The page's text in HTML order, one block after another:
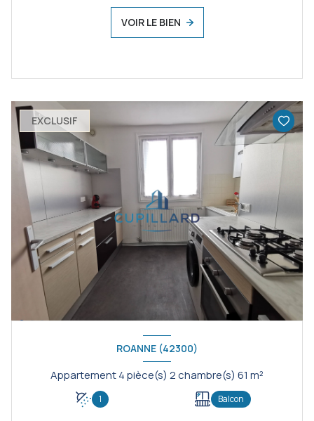
VOIR LE BIEN
EXCLUSIF
ROANNE (42300)
Appartement 4 pièce(s) 2 chambre(s) 61 m²
1 Balcon